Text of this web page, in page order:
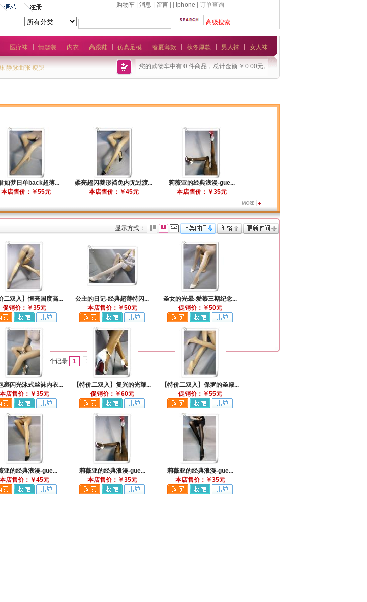
购物车| 消息 留言| | Iphone | 订单查询
高级搜索
医疗袜 情趣装 内衣 高跟鞋 仿真足模 春夏薄款 秋冬厚款 男人袜 女人袜
静脉曲张 瘦腿 您的购物车中有 0 件商品，总计金额 ￥0.00元。
如梦日单back超薄...
本店售价：￥55元
柔亮超闪菱形裆免内无过渡...
本店售价：￥45元
莉薇亚的经典浪漫-gue...
本店售价：￥35元
显示方式：
二双入】恒亮国度高...
促销价：￥35元
公主的日记-经典超薄特闪...
本店售价：￥50元
圣女的光晕-爱慕三期纪念...
促销价：￥50元
裹闪光泳式丝袜内衣...
本店售价：￥35元
【特价二双入】复兴的光耀...
促销价：￥60元
【特价二双入】保罗的圣殿...
促销价：￥55元
亚的经典浪漫-gue...
本店售价：￥45元
莉薇亚的经典浪漫-gue...
本店售价：￥35元
莉薇亚的经典浪漫-gue...
本店售价：￥35元
总计 个记录 1 2 3 下一页